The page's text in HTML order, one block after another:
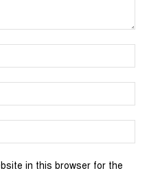
in this browser for the